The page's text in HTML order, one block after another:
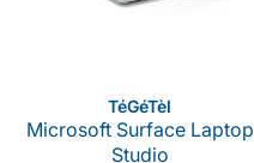
Verkoper:
TéGéTèl
Microsoft Surface Laptop
Studio